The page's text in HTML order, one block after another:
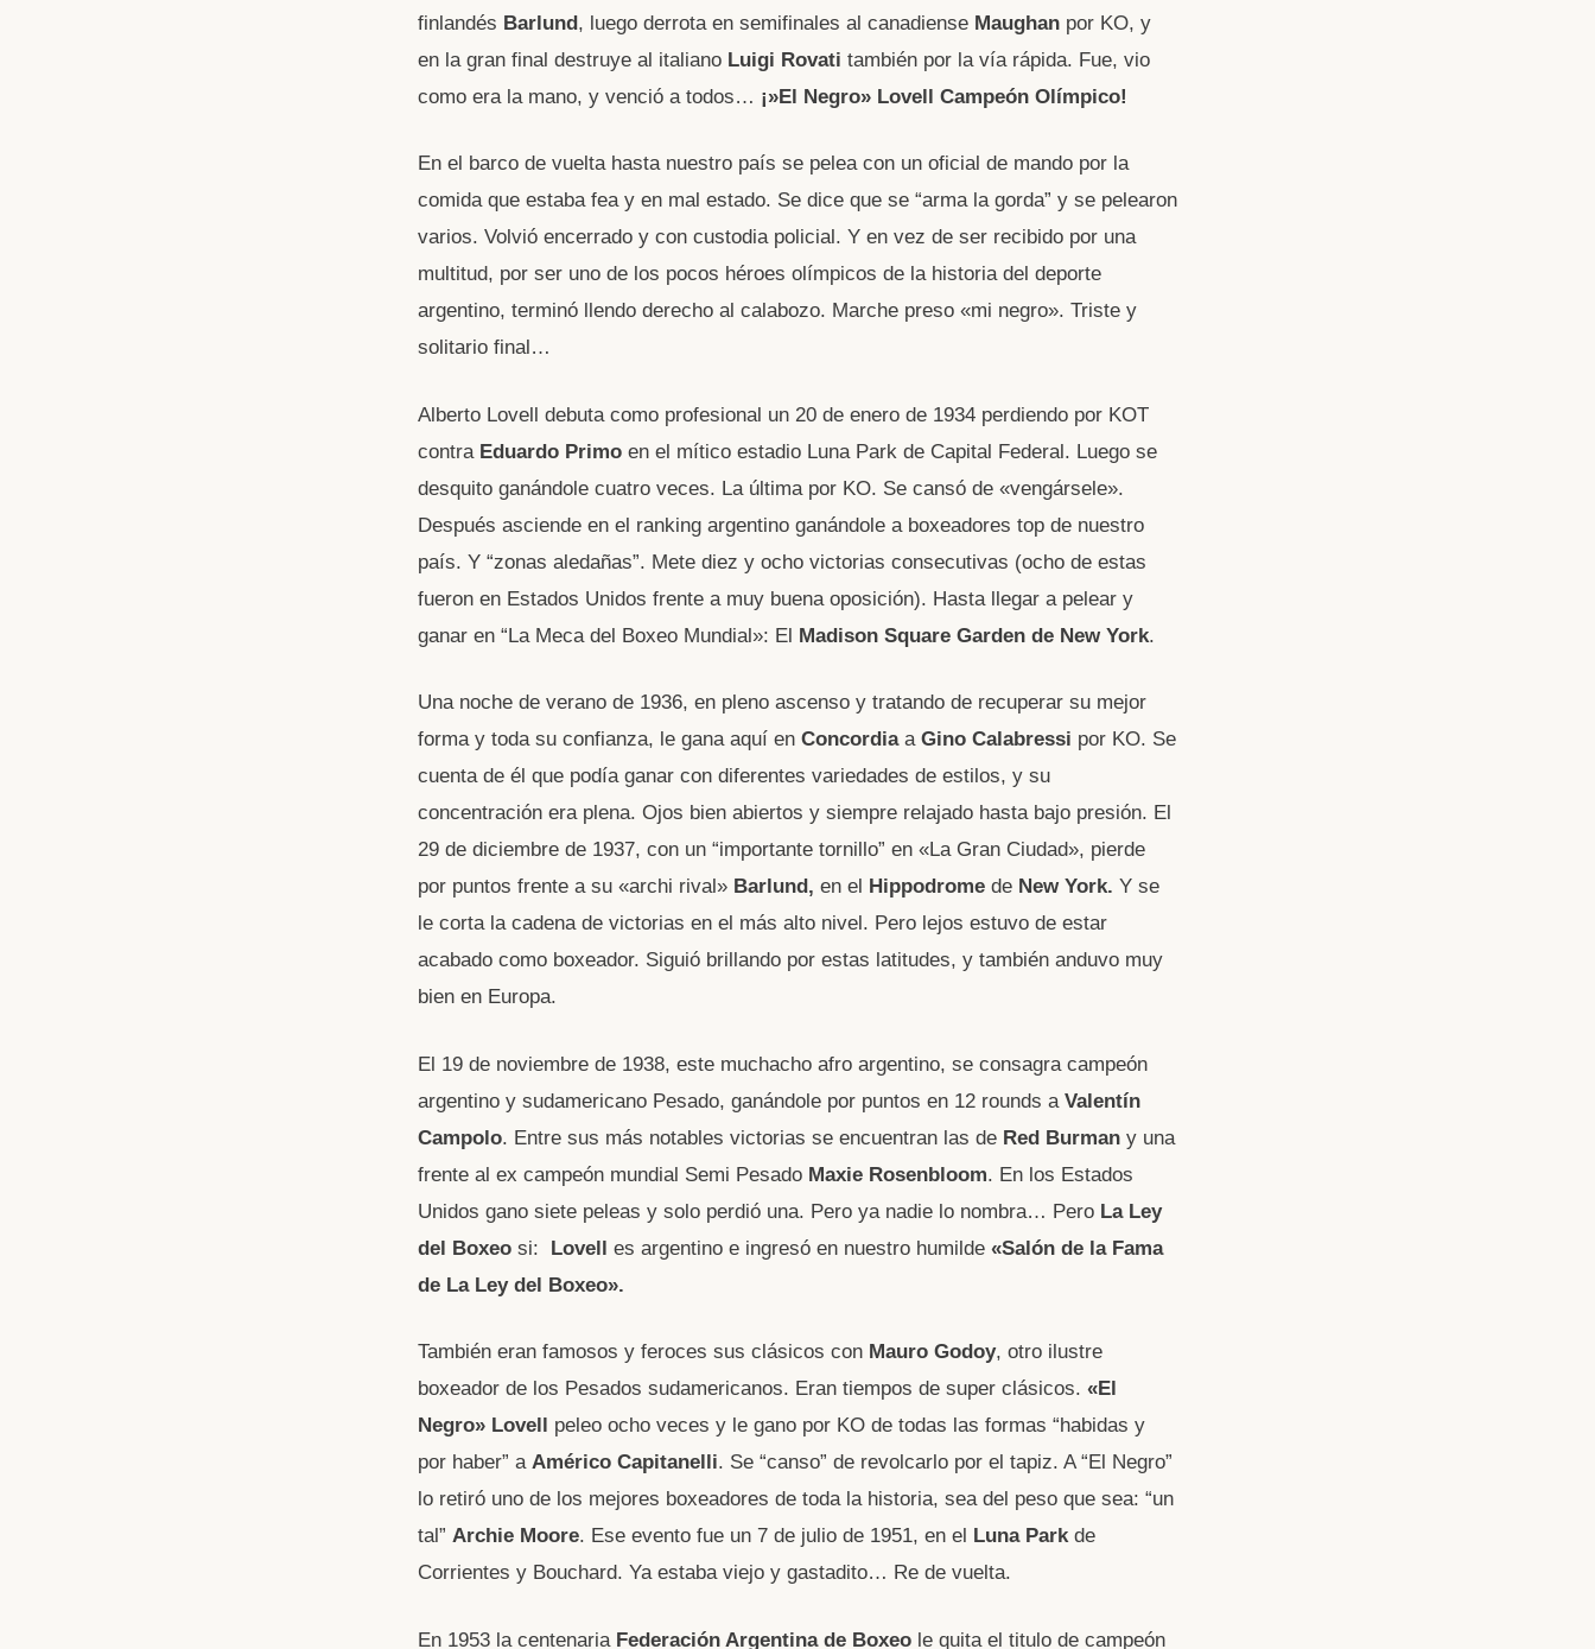
finlandés Barlund, luego derrota en semifinales al canadiense Maughan por KO, y
en la gran final destruye al italiano Luigi Rovati también por la vía rápida. Fue, vio
como era la mano, y venció a todos… ¡»El Negro» Lovell Campeón Olímpico!
En el barco de vuelta hasta nuestro país se pelea con un oficial de mando por la
comida que estaba fea y en mal estado. Se dice que se “arma la gorda” y se pelearon
varios. Volvió encerrado y con custodia policial. Y en vez de ser recibido por una
multitud, por ser uno de los pocos héroes olímpicos de la historia del deporte
argentino, terminó llendo derecho al calabozo. Marche preso «mi negro». Triste y
solitario final…
Alberto Lovell debuta como profesional un 20 de enero de 1934 perdiendo por KOT
contra Eduardo Primo en el mítico estadio Luna Park de Capital Federal. Luego se
desquito ganándole cuatro veces. La última por KO. Se cansó de «vengársele».
Después asciende en el ranking argentino ganándole a boxeadores top de nuestro
país. Y “zonas aledañas”. Mete diez y ocho victorias consecutivas (ocho de estas
fueron en Estados Unidos frente a muy buena oposición). Hasta llegar a pelear y
ganar en “La Meca del Boxeo Mundial»: El Madison Square Garden de New York.
Una noche de verano de 1936, en pleno ascenso y tratando de recuperar su mejor
forma y toda su confianza, le gana aquí en Concordiaa Gino Calabressi por KO. Se
cuenta de él que podía ganar con diferentes variedades de estilos, y su
concentración era plena. Ojos bien abiertos y siempre relajado hasta bajo presión. El
29 de diciembre de 1937, con un “importante tornillo” en «La Gran Ciudad», pierde
por puntos frente a su «archi rival» Barlund, en el Hippodrome de New York. Y se
le corta la cadena de victorias en el más alto nivel. Pero lejos estuvo de estar
acabado como boxeador. Siguió brillando por estas latitudes, y también anduvo muy
bien en Europa.
El 19 de noviembre de 1938, este muchacho afro argentino, se consagra campeón
argentino y sudamericano Pesado, ganándole por puntos en 12 rounds a Valentín
Campolo. Entre sus más notables victorias se encuentran las de Red Burman y una
frente al ex campeón mundial Semi Pesado Maxie Rosenbloom. En los Estados
Unidos gano siete peleas y solo perdió una. Pero ya nadie lo nombra… Pero La Ley
del Boxeo si: Lovell es argentino e ingresó en nuestro humilde «Salón de la Fama
de La Ley del Boxeo».
También eran famosos y feroces sus clásicos con Mauro Godoy, otro ilustre
boxeador de los Pesados sudamericanos. Eran tiempos de super clásicos. «El
Negro» Lovell peleo ocho veces y le gano por KO de todas las formas “habidas y
por haber” a Américo Capitanelli. Se “canso” de revolcarlo por el tapiz. A “El Negro”
lo retiró uno de los mejores boxeadores de toda la historia, sea del peso que sea: “un
tal” Archie Moore. Ese evento fue un 7 de julio de 1951, en el Luna Parkde
Corrientes y Bouchard. Ya estaba viejo y gastadito… Re de vuelta.
En 1953 la centenaria Federación Argentina de Boxeo le quita el titulo de campeón